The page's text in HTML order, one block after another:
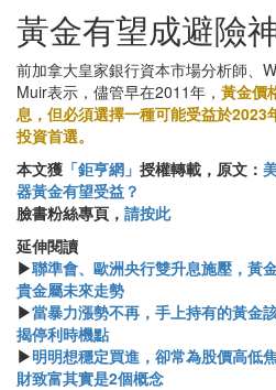
黃金有望成避險
前加拿大皇家銀行資本市場分析師、
Muir表示，儘管早在2011年， 黃金價
息，但必須選擇一種可能受益於2023
投資首選。
本文獲 「鉅亨網」 授權轉載，原文：
器黃金有望受益？
臉書粉絲專頁， 請按此
延伸閱讀
▶聯準會、歐洲央行雙升息施壓，黃
貴金屬未來走勢
▶當暴力漲勢不再，手上持有的黃金
揭停利時機點
▶明明想穩定買進，卻常為股價高低
財致富其實是2個概念